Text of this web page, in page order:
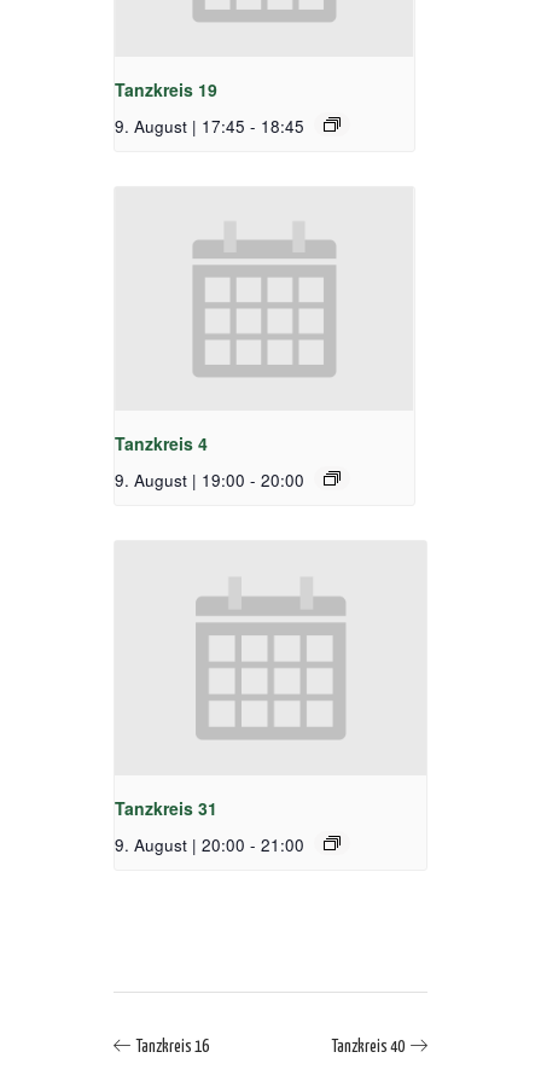
Tanzkreis 19
9. August | 17:45 - 18:45
Tanzkreis 4
9. August | 19:00 - 20:00
Tanzkreis 31
9. August | 20:00 - 21:00
Tanzkreis 16 Tanzkreis 40